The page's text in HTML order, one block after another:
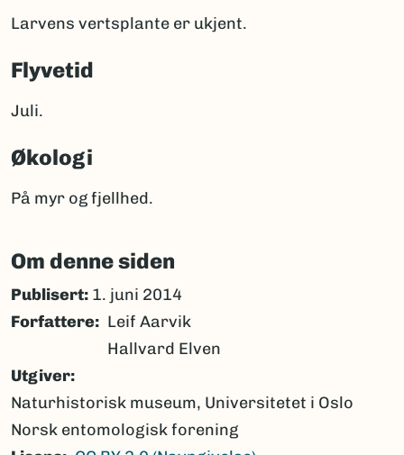
Larvens vertsplante er ukjent.
Flyvetid
Juli.
Økologi
På myr og fjellhed.
Om denne siden
Publisert: 1. juni 2014
Forfattere
Leif Aarvik
Hallvard Elven
Utgiver
Naturhistorisk museum, Universitetet i Oslo
Norsk entomologisk forening